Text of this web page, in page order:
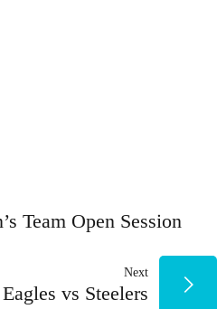
Team Open Session
Next
vs Steelers